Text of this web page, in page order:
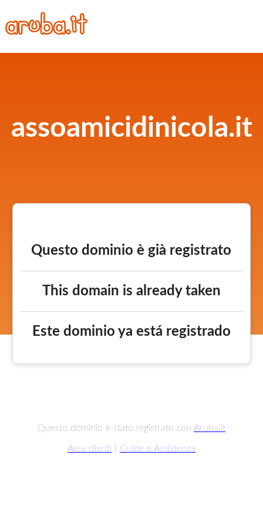
assoamicidinicola.it
Questo dominio è già registrato
This domain is already taken
Este dominio ya está registrado
Questo dominio è stato registrato con Aruba.it
Area clienti Guide e Assistenza